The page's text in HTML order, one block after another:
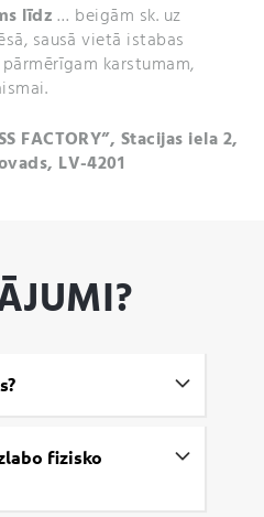
līdz… beigām sk. uz
sausā vietā istabas
karstumam,
FACTORY”, Stacijas iela 2,
LV-4201
fizisko